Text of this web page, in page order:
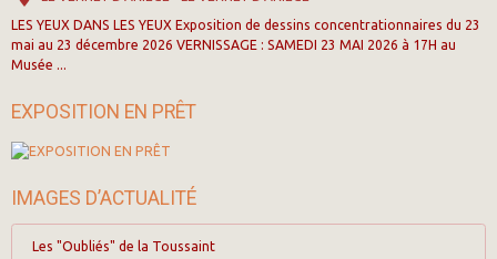
LES YEUX DANS LES YEUX Exposition de dessins concentrationnaires du 23
mai au 23 décembre 2026 VERNISSAGE : SAMEDI 23 MAI 2026 à 17H au
Musée ...
EXPOSITION EN PRÊT
IMAGES D’ACTUALITÉ
Les "Oubliés" de la Toussaint